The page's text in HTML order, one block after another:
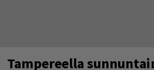
Tampereella